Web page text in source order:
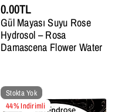
Gül Mayası Suyu Rose
Hydrosol – Rosa
Damascena Flower Water
0.00TL
Stokta Yok
44% Indirimli